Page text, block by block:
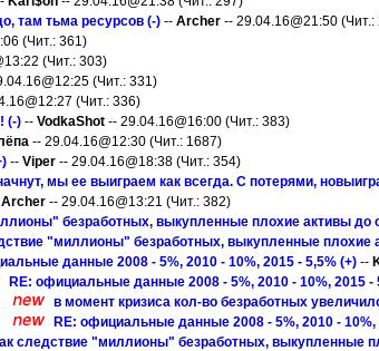
там тьма ресурсов (-) -- Archer -- 29.04.16@21:50 (Чит.:
(Чит.: 361)
(Чит.: 303)
(Чит.: 331)
(Чит.: 336)
(-) -- VodkaShot -- 29.04.16@16:00 (Чит.: 383)
-- 29.04.16@12:30 (Чит.: 1687)
-- Viper -- 29.04.16@18:38 (Чит.: 354)
мы ее выиграем как всегда. С потерями,
Archer -- 29.04.16@13:21 (Чит.: 382)
безработных, выкупленные плохие активы до
"миллионы" безработных, выкупленные плохие
данные 2008 - 5%, 2010 - 10%, 2015 - 5,5% (+) --
RE: официальные данные 2008 - 5%, 2010 - 10%, 2015 -
в момент кризиса кол-во безработных
RE: официальные данные 2008 - 5%, 2010 - 10%,
следствие "миллионы" безработных, выкупленные